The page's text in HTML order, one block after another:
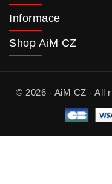
Informace
Shop AiM CZ
© 2026 - AiM CZ - All